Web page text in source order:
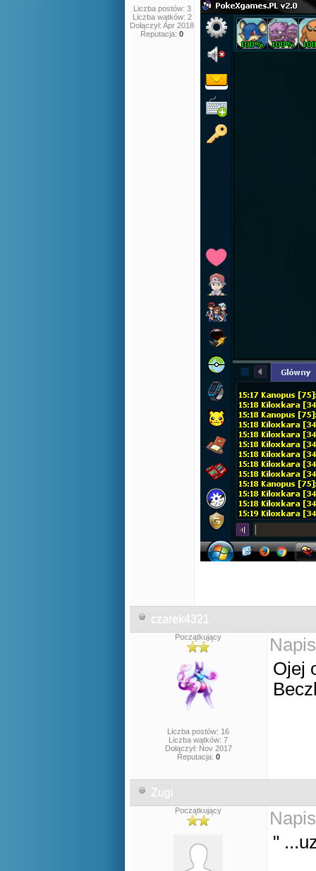
Liczba postów: 3
Liczba wątków: 2
Dołączył: Apr 2018
Reputacja: 0
czarek4321
Początkujący
Liczba postów: 16
Liczba wątków: 7
Dołączył: Nov 2017
Reputacja: 0
Ojej
Zugi
Początkujący
"